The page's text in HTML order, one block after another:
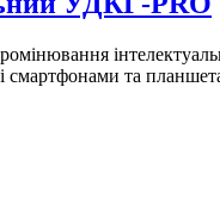
смартфонами та